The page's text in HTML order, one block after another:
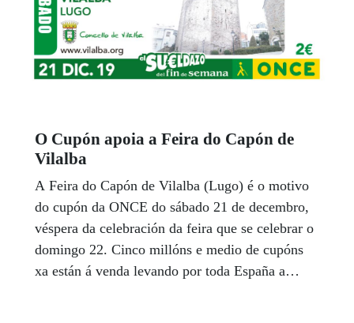
O Cupón apoia a Feira do Capón de
Vilalba
A Feira do Capón de Vilalba (Lugo) é o motivo
do cupón da ONCE do sábado 21 de decembro,
véspera da celebración da feira que se celebrar o
domingo 22. Cinco millóns e medio de cupóns
xa están á venda levando por toda España a